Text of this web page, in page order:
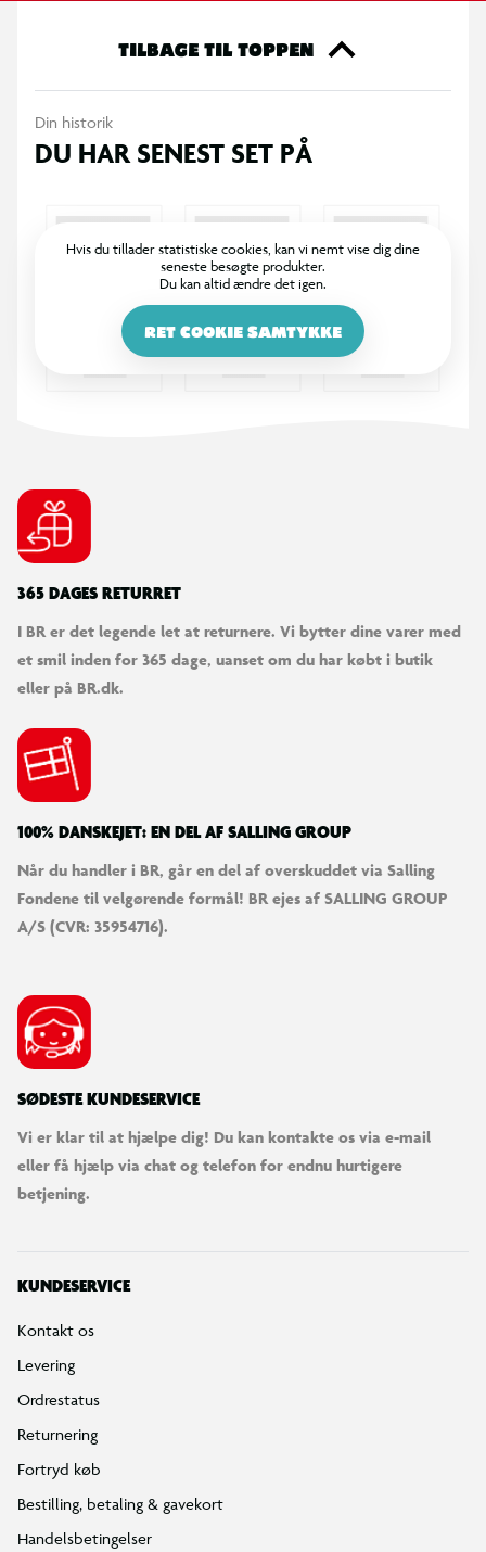
TILBAGE TIL TOPPEN
Din historik
DU HAR SENEST SET PÅ
Hvis du tillader statistiske cookies, kan vi nemt vise dig dine
seneste besøgte produkter.
Du kan altid ændre det igen.
RET COOKIE SAMTYKKE
365 DAGES RETURRET
I BR er det legende let at returnere. Vi bytter dine varer med
et smil inden for 365 dage, uanset om du har købt i butik
eller på BR.dk.
100% DANSKEJET: EN DEL AF SALLING GROUP
Når du handler i BR, går en del af overskuddet via Salling
Fondene til velgørende formål! BR ejes af SALLING GROUP
A/S (CVR: 35954716).
SØDESTE KUNDESERVICE
Vi er klar til at hjælpe dig! Du kan kontakte os via e-mail
eller få hjælp via chat og telefon for endnu hurtigere
betjening.
KUNDESERVICE
Kontakt os
Levering
Ordrestatus
Returnering
Fortryd køb
Bestilling, betaling & gavekort
Handelsbetingelser